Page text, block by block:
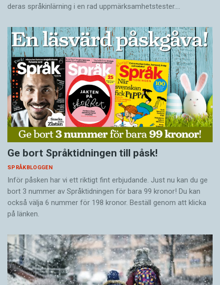
deras språkinlärning i en rad uppmärksamhetstester.…
Ge bort Språktidningen till påsk!
SPRÅKBLOGGEN
Inför påsken har vi ett riktigt fint erbjudande. Just nu kan du ge
bort 3 nummer av Språktidningen för bara 99 kronor! Du kan
också välja 6 nummer för 198 kronor. Beställ genom att klicka
på länken.